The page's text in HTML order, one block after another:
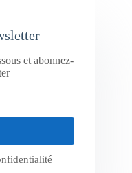
et abonnez-